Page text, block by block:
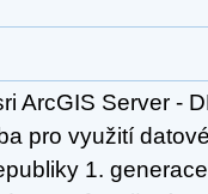
ArcGIS Server -
pro využití
1.